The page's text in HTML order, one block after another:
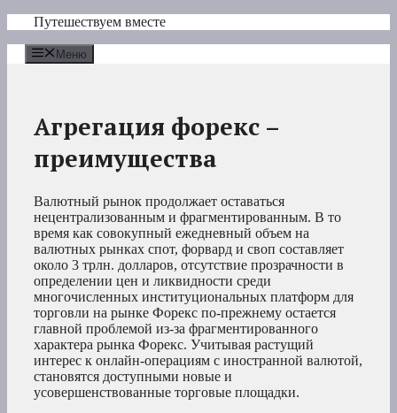
Перейти
содержимому
Путешествуем вместе
Меню
Агрегация форекс –
преимущества
Валютный рынок продолжает оставаться
нецентрализованным и фрагментированным. В то
время как совокупный ежедневный объем на
валютных рынках спот, форвард и своп составляет
около 3 трлн. долларов, отсутствие прозрачности в
определении цен и ликвидности среди
многочисленных институциональных платформ для
торговли на рынке Форекс по-прежнему остается
главной проблемой из-за фрагментированного
характера рынка Форекс. Учитывая растущий
интерес к онлайн-операциям с иностранной валютой,
становятся доступными новые и
усовершенствованные торговые площадки.